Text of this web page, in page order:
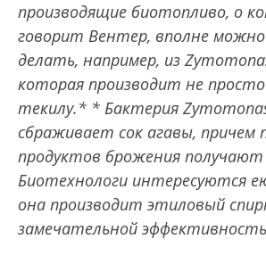
производящие биотопливо, о
говорит Вентер, вполне
делать, например, из
которая производит не
текилу.* * Бактерия
сбраживает сок агавы, причем
продуктов брожения получают
Биотехнологи интересуются
она производит этиловый
замечательной